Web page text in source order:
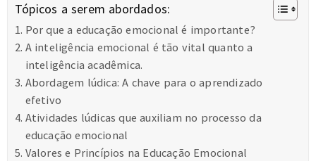
Tópicos a serem abordados:
Por que a educação emocional é importante?
A inteligência emocional é tão vital quanto a
inteligência acadêmica.
Abordagem lúdica: A chave para o aprendizado
efetivo
Atividades lúdicas que auxiliam no processo da
educação emocional
Valores e Princípios na Educação Emocional